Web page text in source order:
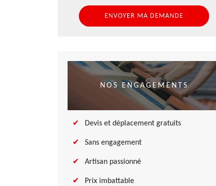
NOS ENGAGEMENTS
Devis et déplacement gratuits
Sans engagement
Artisan passionné
Prix imbattable